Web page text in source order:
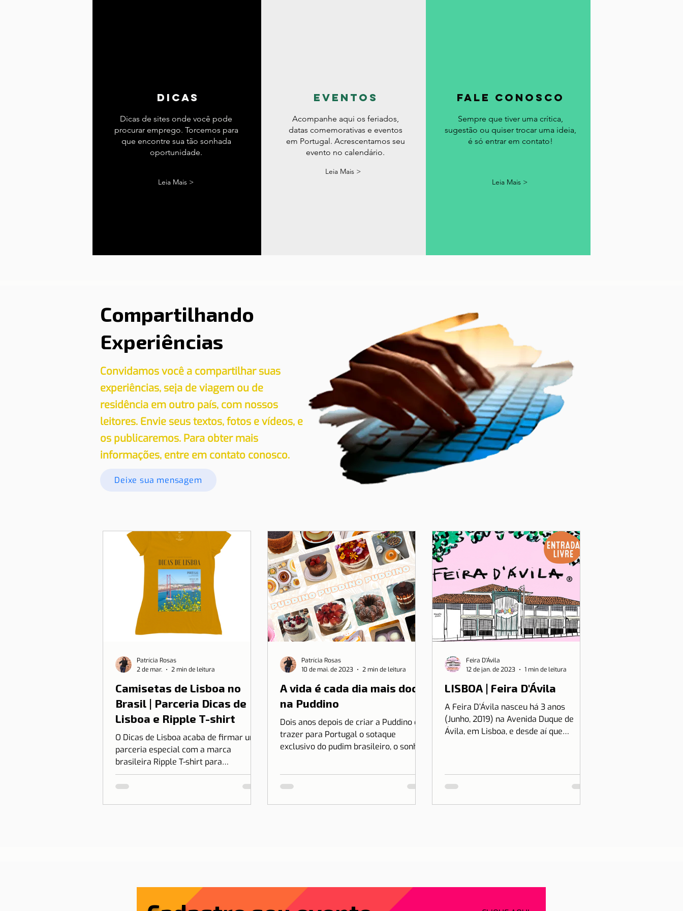
dicas
Dicas de sites onde você pode
procurar emprego. Torcemos para
que encontre sua tão sonhada
oportunidade.
Leia Mais >
eventos
Acompanhe aqui os feriados,
datas comemorativas e eventos
em Portugal. Acrescentamos seu
evento no calendário.
Leia Mais >
fale conosco
Sempre que tiver uma crítica,
sugestão ou quiser trocar uma ideia,
é só entrar em contato!
Leia Mais >
Compartilhando
Experiências
Convidamos você a compartilhar suas
experiências, seja de viagem ou de
residência em outro país, com nossos
leitores. Envie seus textos, fotos e vídeos, e
os publicaremos. Para obter mais
informações, entre em contato conosco.
Deixe sua mensagem
Camisetas de Lisboa no
Brasil | Parceria Dicas de
Lisboa e Ripple T-shirt
O Dicas de Lisboa acaba de firmar uma
parceria especial com a marca
brasileira Ripple T-shirt para
transformar o nosso amor por Lisboa
em algo que você pode vestir.
Patrícia Rosas
2 de mar.
2 min de leitura
A vida é cada dia mais doce
na Puddino
Dois anos depois de criar a Puddino e
trazer para Portugal o sotaque
exclusivo do pudim brasileiro, o sonho
Patrícia Rosas
10 de mai. de 2023
2 min de leitura
LISBOA | Feira D'Ávila
A Feira D’Ávila nasceu há 3 anos
(Junho, 2019) na Avenida Duque de
Ávila, em Lisboa, e desde aí que
Feira D'Ávila
12 de jan. de 2023
1 min de leitura